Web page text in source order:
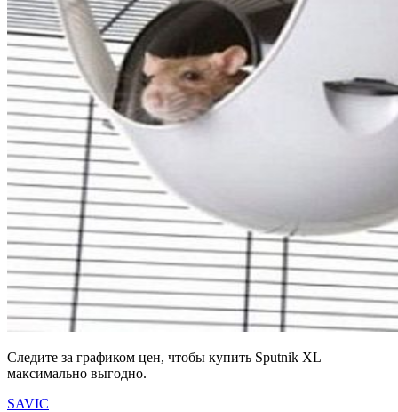
Следите за графиком цен, чтобы купить Sputnik XL
максимально выгодно.
SAVIC